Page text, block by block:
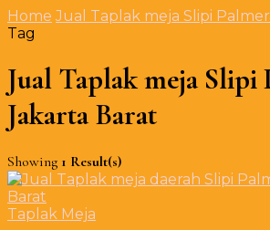
Home Jual Taplak meja Slipi
Tag
Jual Taplak meja Slipi
Jakarta Barat
Showing 1 Result(s)
Taplak Meja